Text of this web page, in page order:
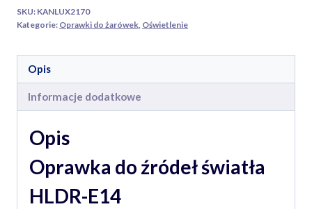
SKU: KANLUX2170
Kategorie: Oprawki do żarówek Oświetlenie
Opis
Informacje dodatkowe
Opis
Oprawka do źródeł światła
HLDR-E14